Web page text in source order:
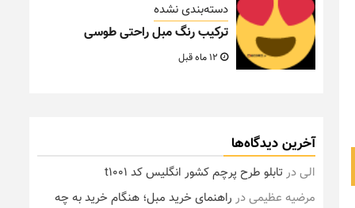
دسته‌بندی نشده
ترکیب رنگ مبل راحتی طوسی
آخرین دیدگاه‌ها
الیدرتابلو طرح پرچم کشور انگلیس کد t1001
مرضیه عظیمیدر راهنمای خرید مبل؛ هنگام خرید به چه